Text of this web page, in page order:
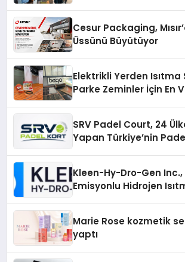
Cesur Packaging,
Üssünü Büyütüyor
Elektrikli Yerden
Parke Zeminler İçin En
SRV Padel Court, 24
Yapan Türkiye’nin
Kleen-Hy-Dro-Gen Inc.,
Emisyonlu Hidrojen
Marie Rose kozmetik
yaptı